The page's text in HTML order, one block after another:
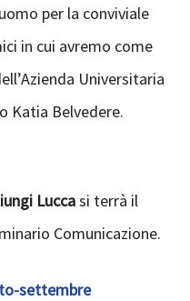
per la conviviale
in cui avremo come
Universitaria
Katia Belvedere.
Luccasi terrà il
Comunicazione.
settembre